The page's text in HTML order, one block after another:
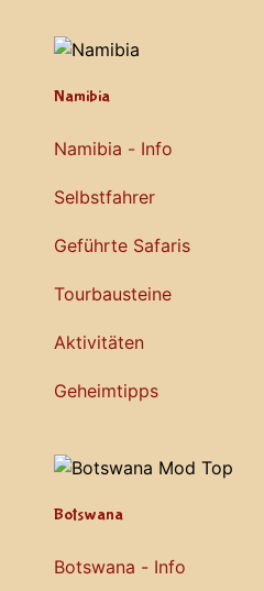
Namibia
Namibia - Info
Selbstfahrer
Geführte Safaris
Tourbausteine
Aktivitäten
Geheimtipps
Botswana
Botswana - Info